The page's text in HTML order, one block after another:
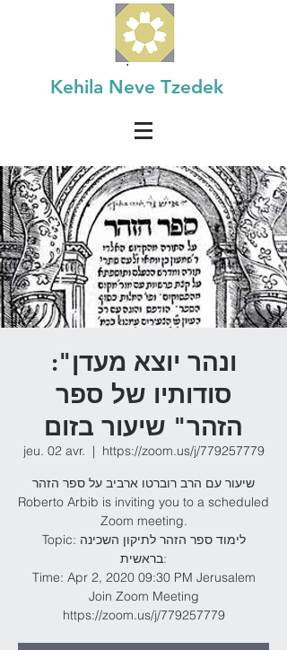
Kehila Neve Tzedek
ונהר יוצא מעדן":
סודותיו של ספר
הזהר" שיעור בזום
jeu. 02 avr.
  |
https://zoom.us/j/779257779
שיעור עם הרב רוברטו ארביב על ספר הזהר
Roberto Arbib is inviting you to a scheduled
Zoom meeting.
Topic: לימוד ספר הזהר לתיקון השכינה
:בראשית
Time: Apr 2, 2020 09:30 PM Jerusalem
Join Zoom Meeting
https://zoom.us/j/779257779